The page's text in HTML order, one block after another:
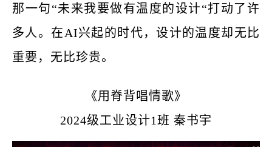
那一句“未来我要做有温度的设计“打动了许
多人。在AI兴起的时代，设计的温度却无比
重要，无比珍贵。
《用脊背唱情歌》
2024级工业设计1班 秦书宇